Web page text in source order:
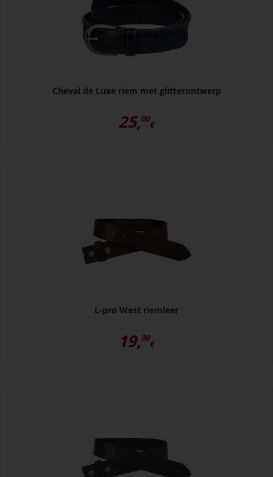
Cheval de Luxe riem met glitterontwerp
25,00
€
L-pro West riemleer
19,99
€